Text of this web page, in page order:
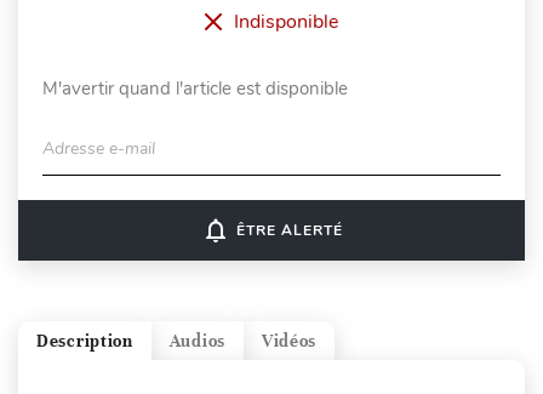
Indisponible
M'avertir quand l'article est disponible
Adresse e-mail
notifications_none ÊTRE ALERTÉ
Vidéos
Audios
Description